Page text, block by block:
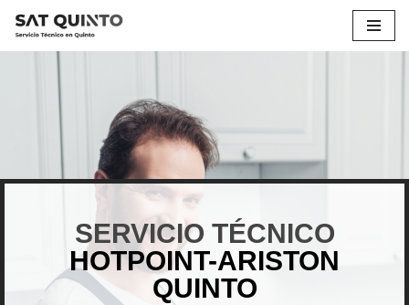
Saltar
SERVICIO TÉCNICO
HOTPOINT-ARISTON
QUINTO